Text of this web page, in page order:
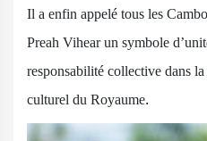
Il a enfin appelé tous les
Preah Vihear un symbole
responsabilité collective dans
culturel du Royaume.